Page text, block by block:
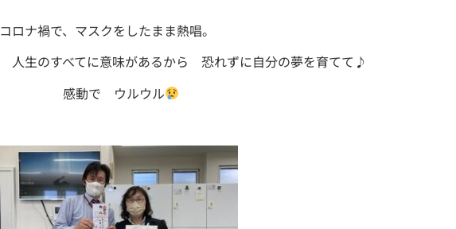
コロナ禍で、マスクをしたまま熱唱。
人生のすべてに意味があるから 恐れずに自分の夢を育てて♪
感動で ウルウル